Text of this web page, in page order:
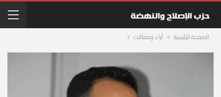
الصفحة الرئيسية آراء ومقالات